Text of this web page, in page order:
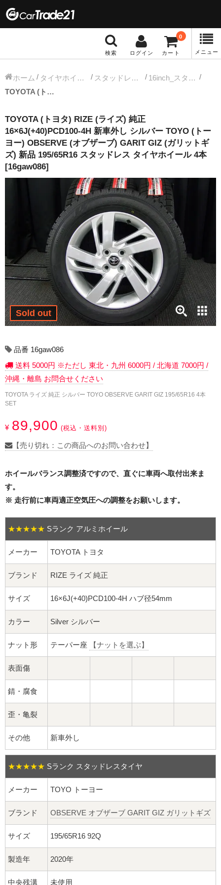
検索 ログイン カート
0
メニュー
冬タイヤホイール
13インチ：冬タイヤホイール
14インチ：冬タイヤホイール
15インチ：冬タイヤホイール
16インチ：冬タイヤホイール
17インチ：冬タイヤホイール
18インチ：冬タイヤホイール
19インチ：冬タイヤホイール
20インチ：冬タイヤホイール
夏タイヤホイール
12インチ：夏タイヤホイール
13インチ：夏タイヤホイール
14インチ：夏タイヤホイール
15インチ：夏タイヤホイール
16インチ：夏タイヤホイール
17インチ：夏タイヤホイール
19インチ：夏タイヤホイール
20インチ：夏タイヤホイール
ホイールナット
ショート平面ナット
球面座ナット
ロング球面ナット
ショート球面ナット
貫通ナット
袋ナット
ロング袋ナット
ショート袋ナット
スチール鉄ホイール
持ち込み交換工賃
ホーム タイヤホイールセット スタッドレス中古タイヤホイール
16inch_スタッドレス中古タイヤホイール
TOYOTA (トヨタ) RIZE (ライズ) 純正 16×6J(+40)PCD100-4H 新車外し シルバー TOYO (トーヨー) OBSERVE (オブザーブ) GARIT GIZ (ガリットギズ) 新品 195/65R16 スタッドレス タイヤホイール 4本 [16gaw086]
TOYOTA (トヨタ) RIZE (ライズ) 純正
16×6J(+40)PCD100-4H 新車外し シルバー TOYO (トー
ヨー) OBSERVE (オブザーブ) GARIT GIZ (ガリットギ
ズ) 新品 195/65R16 スタッドレス タイヤホイール 4本
[16gaw086]
Sold out
品番 16gaw086
送料 5000円 ※ただし 東北・九州 6000円 / 北海道 7000円 /
沖縄・離島 お問合せください
TOYOTA ライズ 純正 シルバー TOYO OBSERVE GARIT GIZ 195/65R16 4本
SET
¥ 89,900 (税込・送料別)
【売り切れ：この商品へのお問い合わせ】
ホイールバランス調整済ですので、直ぐに車両へ取付出来ま
す。
※ 走行前に車両適正空気圧への調整をお願いします。
★★★★★ Sランク アルミホイール
メーカー TOYOTA トヨタ
ブランド RIZE ライズ 純正
サイズ 16×6J(+40)PCD100-4H ハブ径54mm
カラー Silver シルバー
ナット形 テーパー座 【ナットを選ぶ】
表面傷
錆・腐食
歪・亀裂
その他 新車外し
★★★★★ Sランク スタッドレスタイヤ
メーカー TOYO トーヨー
ブランド OBSERVE オブザーブ GARIT GIZ ガリットギズ
サイズ 195/65R16 92Q
製造年 2020年
中央残溝 未使用